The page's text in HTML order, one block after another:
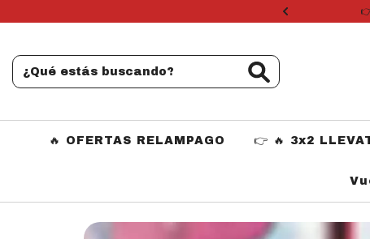
🔥 OFERTAS RELAMPAGO 👉 🔥 3x2